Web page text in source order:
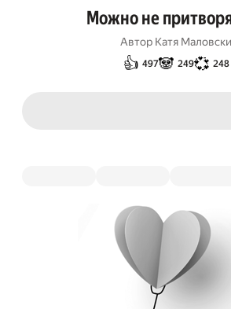
Можно не
Автор Катя Маловски
👍 497🐼 249💞 248